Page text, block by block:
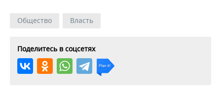
Общество Власть
Поделитесь в соцсетях